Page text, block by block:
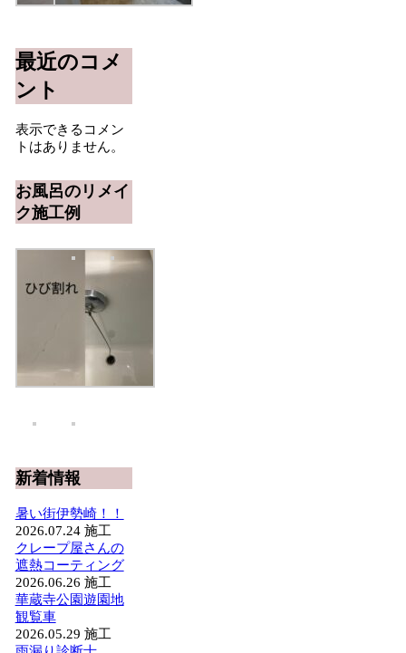
最近のコメ
ント
表示できるコメン
トはありません。
お風呂のリメイ
ク施工例
新着情報
暑い街伊勢崎！！
2026.07.24 施工
クレープ屋さんの
遮熱コーティング
2026.06.26 施工
華蔵寺公園遊園地
観覧車
2026.05.29 施工